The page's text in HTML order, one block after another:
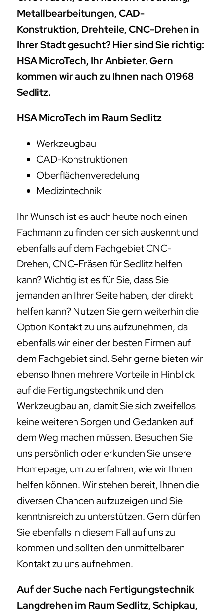
Metallbearbeitungen, CAD-
Konstruktion, Drehteile, CNC-Drehen in
Ihrer Stadt gesucht? Hier sind Sie richtig:
HSA MicroTech, Ihr Anbieter. Gern
kommen wir auch zu Ihnen nach 01968
Sedlitz.
HSA MicroTech im Raum Sedlitz
Werkzeugbau
CAD-Konstruktionen
Oberflächenveredelung
Medizintechnik
Ihr Wunsch ist es auch heute noch einen
Fachmann zu finden der sich auskennt und
ebenfalls auf dem Fachgebiet CNC-
Drehen, CNC-Fräsen für Sedlitz helfen
kann? Wichtig ist es für Sie, dass Sie
jemanden an Ihrer Seite haben, der direkt
helfen kann? Nutzen Sie gern weiterhin die
Option Kontakt zu uns aufzunehmen, da
ebenfalls wir einer der besten Firmen auf
dem Fachgebiet sind. Sehr gerne bieten wir
ebenso Ihnen mehrere Vorteile in Hinblick
auf die Fertigungstechnik und den
Werkzeugbau an, damit Sie sich zweifellos
keine weiteren Sorgen und Gedanken auf
dem Weg machen müssen. Besuchen Sie
uns persönlich oder erkunden Sie unsere
Homepage, um zu erfahren, wie wir Ihnen
helfen können. Wir stehen bereit, Ihnen die
diversen Chancen aufzuzeigen und Sie
kenntnisreich zu unterstützen. Gern dürfen
Sie ebenfalls in diesem Fall auf uns zu
kommen und sollten den unmittelbaren
Kontakt zu uns aufnehmen.
Auf der Suche nach Fertigungstechnik
Langdrehen im Raum Sedlitz, Schipkau,